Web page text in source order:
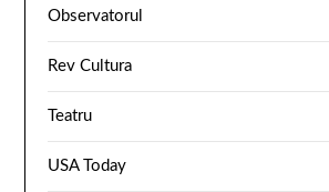
Observatorul
Rev Cultura
Teatru
USA Today